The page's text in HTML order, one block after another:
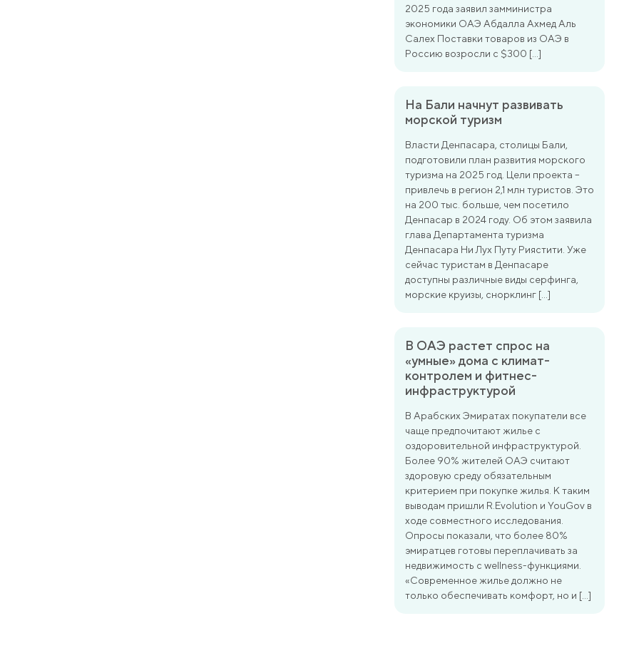
2025 года заявил замминистра
экономики ОАЭ Абдалла Ахмед Аль
Салех Поставки товаров из ОАЭ в
Россию возросли с $300 […]
На Бали начнут развивать
морской туризм
Власти Денпасара, столицы Бали,
подготовили план развития морского
туризма на 2025 год. Цели проекта –
привлечь в регион 2,1 млн туристов. Это
на 200 тыс. больше, чем посетило
Денпасар в 2024 году. Об этом заявила
глава Департамента туризма
Денпасара Ни Лух Путу Риястити. Уже
сейчас туристам в Денпасаре
доступны различные виды серфинга,
морские круизы, снорклинг […]
В ОАЭ растет спрос на
«умные» дома с климат-
контролем и фитнес-
инфраструктурой
В Арабских Эмиратах покупатели все
чаще предпочитают жилье с
оздоровительной инфраструктурой.
Более 90% жителей ОАЭ считают
здоровую среду обязательным
критерием при покупке жилья. К таким
выводам пришли R.Evolution и YouGov в
ходе совместного исследования.
Опросы показали, что более 80%
эмиратцев готовы переплачивать за
недвижимость с wellness-функциями.
«Современное жилье должно не
только обеспечивать комфорт, но и […]